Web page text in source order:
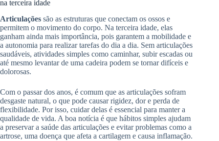
na terceira idade
Articulações são as estruturas que conectam os ossos e
permitem o movimento do corpo. Na terceira idade, elas
ganham ainda mais importância, pois garantem a mobilidade e
a autonomia para realizar tarefas do dia a dia. Sem articulações
saudáveis, atividades simples como caminhar, subir escadas ou
até mesmo levantar de uma cadeira podem se tornar difíceis e
dolorosas.
Com o passar dos anos, é comum que as articulações sofram
desgaste natural, o que pode causar rigidez, dor e perda de
flexibilidade. Por isso, cuidar delas é essencial para manter a
qualidade de vida. A boa notícia é que hábitos simples ajudam
a preservar a saúde das articulações e evitar problemas como a
artrose, uma doença que afeta a cartilagem e causa inflamação.